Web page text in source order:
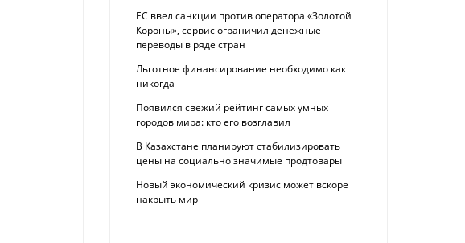
ЕС ввел санкции против оператора «Золотой
Короны», сервис ограничил денежные
переводы в ряде стран
Льготное финансирование необходимо как
никогда
Появился свежий рейтинг самых умных
городов мира: кто его возглавил
В Казахстане планируют стабилизировать
цены на социально значимые продтовары
Новый экономический кризис может вскоре
накрыть мир